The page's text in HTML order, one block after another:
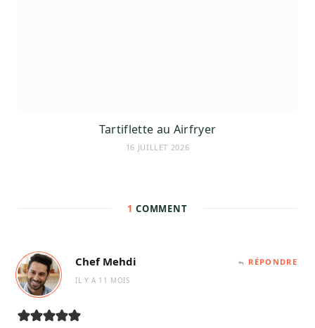
Tartiflette au Airfryer
16 JUILLET 2026
1 COMMENT
Chef Mehdi
IL Y A 11 MOIS
RÉPONDRE